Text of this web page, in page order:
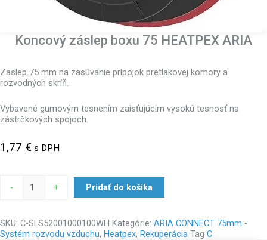
Koncový záslep boxu 75 HEATPEX ARIA
Zaslep 75 mm na zasúvanie prípojok pretlakovej komory a
rozvodných skríň.
Vybavené gumovým tesnením zaisťujúcim vysokú tesnosť na
zástrčkových spojoch.
1,77 € s DPH
- + Pridať do košíka
SKU: C-SLS52001000100WH Kategórie: ARIA CONNECT 75mm -
Systém rozvodu vzduchu, Heatpex, Rekuperácia Tag C